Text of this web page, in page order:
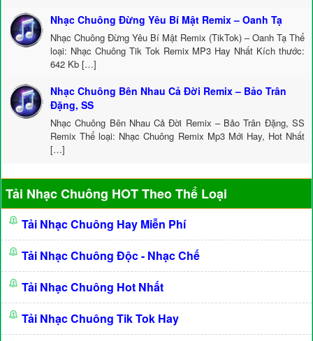
Nhạc Chuông Đừng Yêu Bí Mật Remix – Oanh Tạ
Nhạc Chuông Đừng Yêu Bí Mật Remix (TikTok) – Oanh Tạ Thể
loại: Nhạc Chuông Tik Tok Remix MP3 Hay Nhất Kích thước:
642 Kb […]
Nhạc Chuông Bên Nhau Cả Đời Remix – Bảo Trân
Đặng, SS
Nhạc Chuông Bên Nhau Cả Đời Remix – Bảo Trân Đặng, SS
Remix Thể loại: Nhạc Chuông Remix Mp3 Mới Hay, Hot Nhất
[…]
Tải Nhạc Chuông HOT Theo Thể Loại
Tải Nhạc Chuông Hay Miễn Phí
Tải Nhạc Chuông Độc - Nhạc Chế
Tải Nhạc Chuông Hot Nhất
Tải Nhạc Chuông Tik Tok Hay